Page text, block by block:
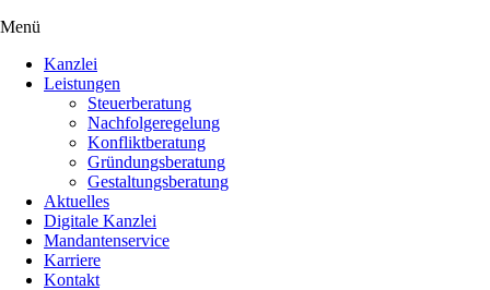
Menü
Kanzlei
Leistungen
Steuerberatung
Nachfolgeregelung
Konfliktberatung
Gründungsberatung
Gestaltungsberatung
Aktuelles
Digitale Kanzlei
Mandantenservice
Karriere
Kontakt